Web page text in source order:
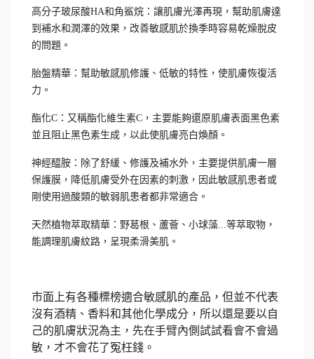
高分子玻尿酸HA和角鯊烷：讓肌膚光澤再現，幫助肌膚達
到補水和潤澤的效果，改善敏感肌於換季時容易乾燥脫皮
的問題。
胎盤精華：幫助敏感肌修護、低敏的特性，使肌膚恢復活
力。
酯化C：又稱酯化維生素C，主要能夠還原肌膚表面黑色素
並且阻止黑色素生成，以此使肌膚亮白煥顏。
神經醯胺：除了舒緩、修護及補水外，主要提供肌膚一層
保護膜，降低肌膚受外在因素的刺激，因此敏感肌患者或
剛使用過酸類的敏弱肌患者都非常適合。
天然植物萃取精華：野葛根、蘆薈、小球藻...等萃取物，
能調理肌膚紋路，呈現柔滑美肌。
市面上有各種標榜適合敏感肌的產品，但並不代表
沒有酒精、香料和其他化學成分，所以還是要以自
己的肌膚狀況為主，先在手臂內側試試看會不會過
敏，才不會花了冤枉錢。